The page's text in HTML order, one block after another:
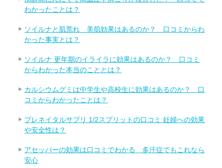
わかったことは？
ソイルナと肌荒れ 美肌効果はあるのか？ 口コミからわ
かった事実とは？
ソイルナ 更年期のイライラに効果はあるのか？ 口コミ
からわかった本当のこととは？
カルシウムグミは中学生や高校生に効果はあるのか？ 口
コミからわかったことは？
プレネイタルサプリ 1/2スプリットの口コミ 妊婦への効果
や安全性は？
アセッパーの効果は口コミでわかる 多汗症でもこれなら
安心